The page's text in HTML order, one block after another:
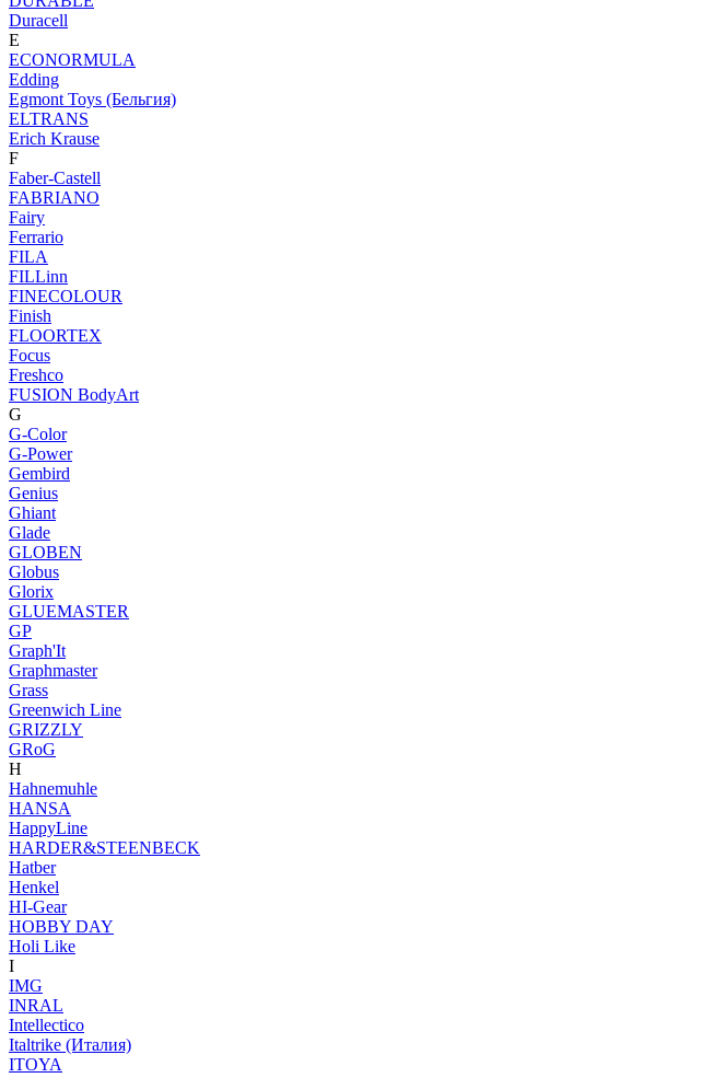
Duracell
E
ECONORMULA
Edding
Egmont Toys (Бельгия)
ELTRANS
Erich Krause
F
Faber-Castell
FABRIANO
Fairy
Ferrario
FILA
FILLinn
FINECOLOUR
Finish
FLOORTEX
Focus
Freshco
FUSION BodyArt
G
G-Color
G-Power
Gembird
Genius
Ghiant
Glade
GLOBEN
Globus
Glorix
GLUEMASTER
GP
Graph'It
Graphmaster
Grass
Greenwich Line
GRIZZLY
GRoG
H
Hahnemuhle
HANSA
HappyLine
HARDER&STEENBECK
Hatber
Henkel
HI-Gear
HOBBY DAY
Holi Like
I
IMG
INRAL
Intellectico
Italtrike (Италия)
ITOYA